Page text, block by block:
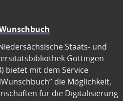
Staats- und
Göttingen
bietet mit dem Service
die Möglichkeit,
für die Digitalisierung